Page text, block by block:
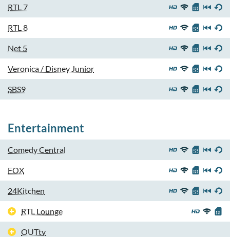
RTL 7
RTL 8
Net 5
Veronica / Disney Junior
SBS9
Entertainment
Comedy Central
FOX
24Kitchen
RTL Lounge
OUTtv